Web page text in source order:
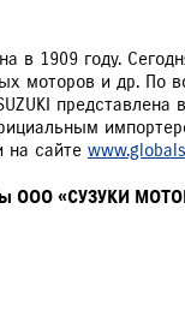
в 1909 году.
моторов и др. По
на сайте
ООО «СУЗУКИ